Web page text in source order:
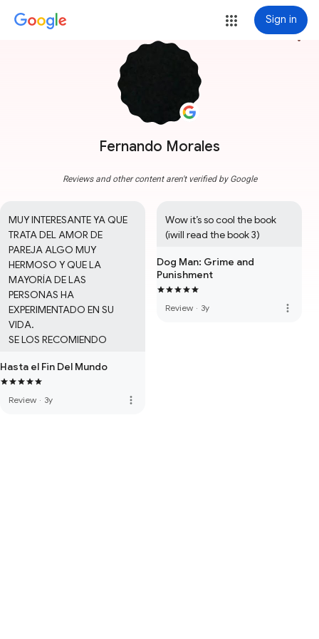
Sign in
Fernando Morales
more_vert
Reviews and other content aren't verified by Google
MUY INTERESANTE YA QUE
TRATA DEL AMOR DE
PAREJA ALGO MUY
HERMOSO Y QUE LA
MAYORÍA DE LAS
PERSONAS HA
EXPERIMENTADO EN SU
VIDA.
SE LOS RECOMIENDO
Hasta el Fin Del Mundo
Review · 3y more_vert
Wow it’s so cool the book
(iwill read the book 3)
Dog Man: Grime and
Punishment
Review · 3y more_vert